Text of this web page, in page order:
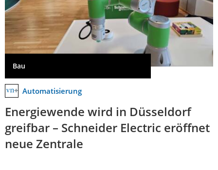
Bau
Automatisierung
Energiewende wird in Düsseldorf
greifbar – Schneider Electric eröffnet
neue Zentrale